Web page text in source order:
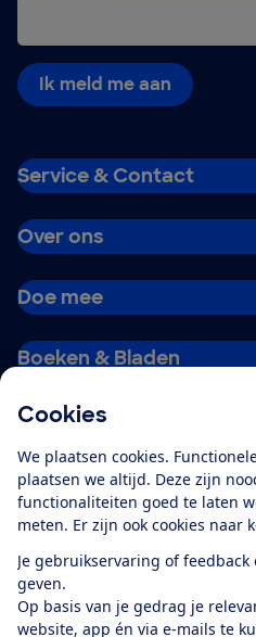
Cookies
We plaatsen cookies.
plaatsen we altijd. Deze zijn
functionaliteiten goed te laten
meten. Er zijn ook cookies naar
Je gebruikservaring of
geven.
Op basis van je gedrag je
website, app én via e-mails te
Ik meld me aan
Service & Contact
Over ons
Doe mee
Boeken & Bladen
Alles over de
app
Algemene Voorwaarden